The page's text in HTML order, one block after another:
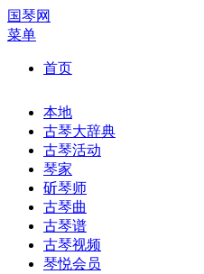
国琴网
菜单
首页
本地
古琴大辞典
古琴活动
琴家
斫琴师
古琴曲
古琴谱
古琴视频
琴悦会员